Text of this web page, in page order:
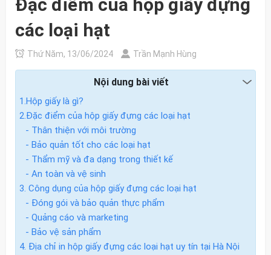
Đặc điểm của hộp giấy đựng
các loại hạt
Thứ Năm, 13/06/2024 Trần Mạnh Hùng
Nội dung bài viết
1.Hộp giấy là gì?
2.Đặc điểm của hộp giấy đựng các loại hạt
- Thân thiện với môi trường
- Bảo quản tốt cho các loại hạt
- Thẩm mỹ và đa dạng trong thiết kế
- An toàn và vệ sinh
3. Công dụng của hộp giấy đựng các loại hạt
- Đóng gói và bảo quản thực phẩm
- Quảng cáo và marketing
- Bảo vệ sản phẩm
4. Địa chỉ in hộp giấy đựng các loại hạt uy tín tại Hà Nội